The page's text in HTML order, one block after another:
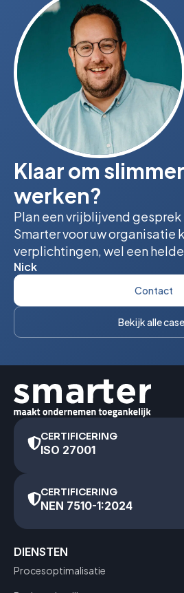
Klaar om
werken?
Plan een vrijblijvend
Smarter voor uw organisatie
verplichtingen, wel een
Nick
Contact
Bekijk alle
CERTIFICERING
ISO 27001
CERTIFICERING
NEN 7510-1:2024
DIENSTEN
Procesoptimalisatie